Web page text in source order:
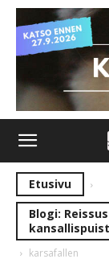
Etusivu
Blogi:
karsafallen